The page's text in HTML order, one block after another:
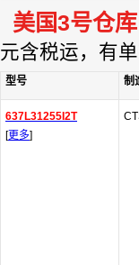
美国3号仓库
元含税运，有
型号 制
637L31255I2T
[更多]